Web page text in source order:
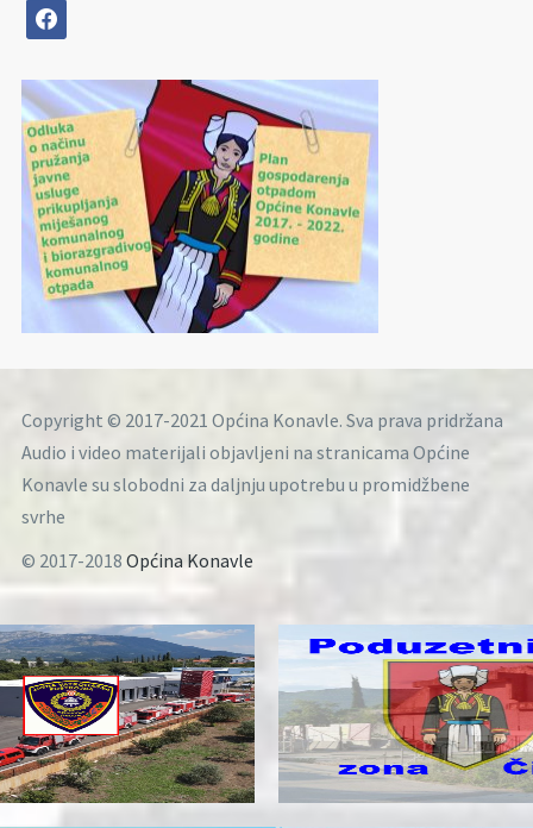
facebook
Copyright © 2017-2021 Općina Konavle. Sva prava pridržana
Audio i video materijali objavljeni na stranicama Općine
Konavle su slobodni za daljnju upotrebu u promidžbene
svrhe
© 2017-2018 Općina Konavle